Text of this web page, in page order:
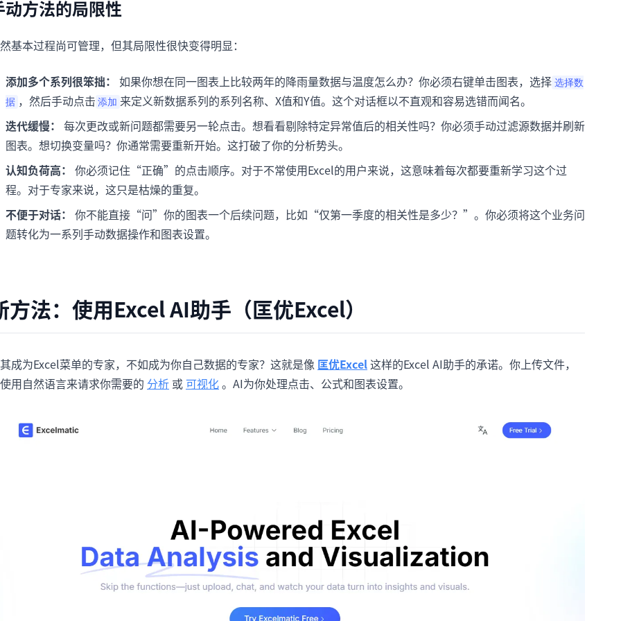
动方法的局限性
基本过程尚可管理，但其局限性很快变得明显：
添加多个系列很笨拙： 如果你想在同一图表上比较两年的降雨量数据与温度怎么办？你必须右键单击图表，选择 选择数
据 ，然后手动点击 添加 来定义新数据系列的系列名称、X值和Y值。这个对话框以不直观和容易选错而闻名。
迭代缓慢： 每次更改或新问题都需要另一轮点击。想看看剔除特定异常值后的相关性吗？你必须手动过滤源数据并刷新
图表。想切换变量吗？你通常需要重新开始。这打破了你的分析势头。
认知负荷高： 你必须记住“正确”的点击顺序。对于不常使用Excel的用户来说，这意味着每次都要重新学习这个过
程。对于专家来说，这只是枯燥的重复。
不便于对话： 你不能直接“问”你的图表一个后续问题，比如“仅第一季度的相关性是多少？”。你必须将这个业务问
题转化为一系列手动数据操作和图表设置。
方法：使用Excel AI助手（匡优Excel）
成为Excel菜单的专家，不如成为你自己数据的专家？这就是像 匡优Excel这样的Excel AI助手的承诺。你上传文件，
用自然语言来请求你需要的 分析 或 可视化。AI为你处理点击、公式和图表设置。